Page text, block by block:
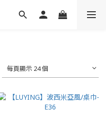
每頁顯示 24 個